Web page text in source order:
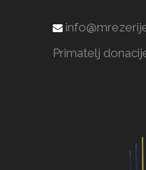
Primatelj